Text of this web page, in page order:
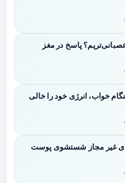
پاسخ در مغز
خواب، انرژی خود را خالی
غیر مجاز شستشوی پوست